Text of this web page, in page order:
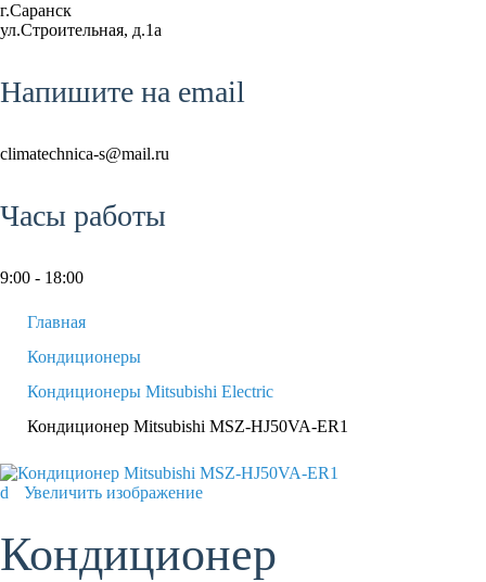
г.Саранск
ул.Строительная, д.1а
Напишите на email
climatechnica-s@mail.ru
Часы работы
9:00 - 18:00
Главная
Кондиционеры
Кондиционеры Mitsubishi Electric
Кондиционер Mitsubishi MSZ-HJ50VA-ER1
Увеличить изображение
Кондиционер